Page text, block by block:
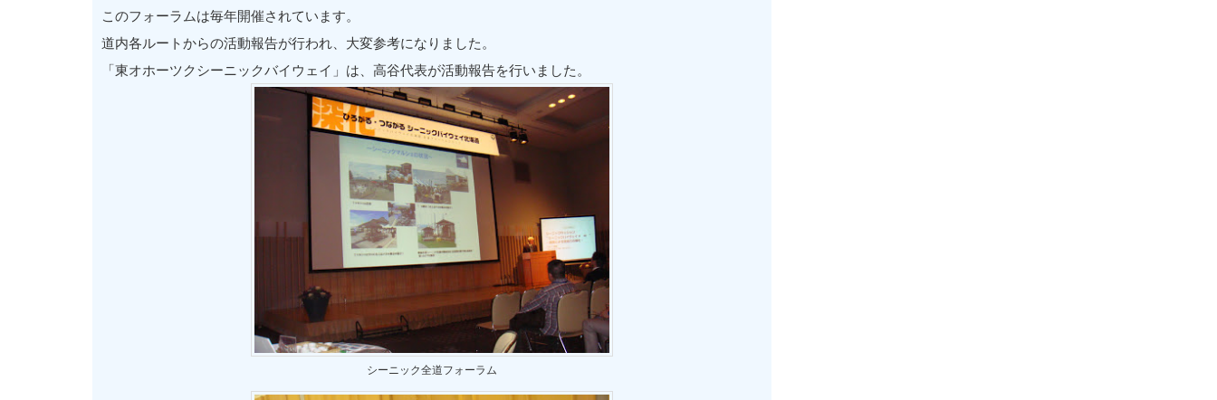
このフォーラムは毎年開催されています。
道内各ルートからの活動報告が行われ、大変参考になりました。
「東オホーツクシーニックバイウェイ」は、高谷代表が活動報告を行いました。
シーニック全道フォーラム